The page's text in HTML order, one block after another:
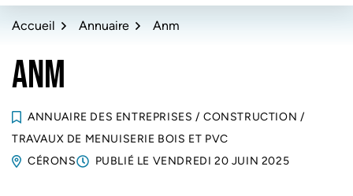
Accueil Annuaire Anm
ANM
ANNUAIRE DES ENTREPRISES / CONSTRUCTION /
TRAVAUX DE MENUISERIE BOIS ET PVC
CÉRONS
PUBLIÉ LE VENDREDI 20 JUIN 2025